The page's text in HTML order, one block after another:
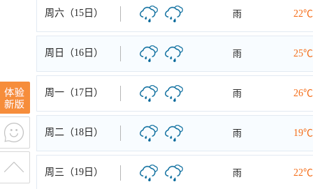
周六（15日） 雨 22℃
周日（16日） 雨 25℃
周一（17日） 雨 26℃
周二（18日） 雨 19℃
周三（19日） 雨 22℃